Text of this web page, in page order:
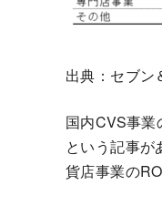
出典：セブ
国内CVS事
という記事
貨店事業の